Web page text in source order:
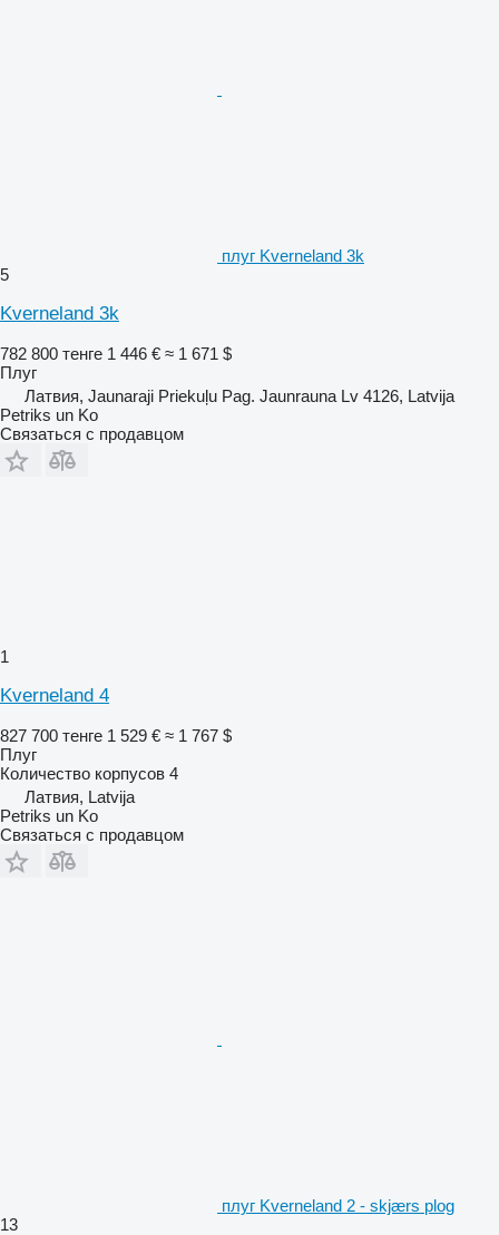
плуг Kverneland 3k
5
Kverneland 3k
782 800 тенге 1 446 € ≈ 1 671 $
Плуг
Латвия, Jaunaraji Priekuļu Pag. Jaunrauna Lv 4126, Latvija
Petriks un Ko
Связаться с продавцом
1
Kverneland 4
827 700 тенге 1 529 € ≈ 1 767 $
Плуг
Количество корпусов 4
Латвия, Latvija
Petriks un Ko
Связаться с продавцом
плуг Kverneland 2 - skjærs plog
13